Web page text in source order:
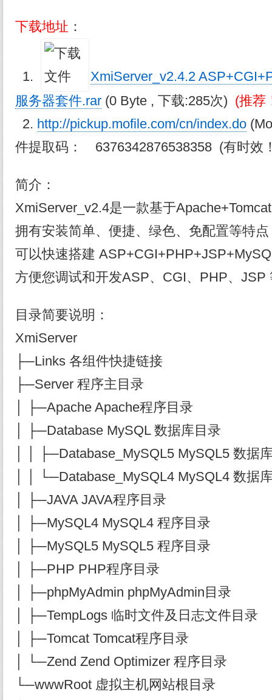
下载地址 ：
1.
XmiServer_v2.4.2
服务器套件.rar (0 Byte , 下载:285次) (推荐
2. http://pickup.mofile.com/cn/index.do
件提取码： 6376342876538358 (有时效
简介：
XmiServer_v2.4是一款基于
拥有安装简单、便捷、绿色、免配置等特点
可以快速搭建
方便您调试和开发ASP、CGI、PHP、JSP
目录简要说明：
XmiServer
├─Links 各组件快捷链接
├─Server 程序主目录
│ ├─Apache Apache程序目录
│ ├─Database MySQL 数据库目录
│ │ ├─Database_MySQL5 MySQL5 数据
│ │ └─Database_MySQL4 MySQL4 数据
│ ├─JAVA JAVA程序目录
│ ├─MySQL4 MySQL4 程序目录
│ ├─MySQL5 MySQL5 程序目录
│ ├─PHP PHP程序目录
│ ├─phpMyAdmin phpMyAdmin目录
│ ├─TempLogs 临时文件及日志文件目录
│ ├─Tomcat Tomcat程序目录
│ └─Zend Zend Optimizer 程序目录
└─wwwRoot 虚拟主机网站根目录